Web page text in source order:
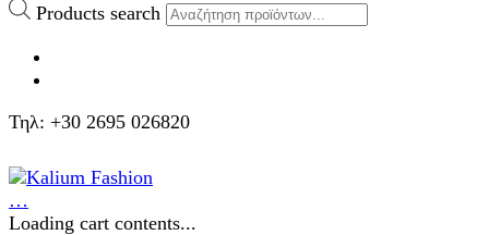
Products search
Τηλ: +30 2695 026820
…
Loading cart contents...